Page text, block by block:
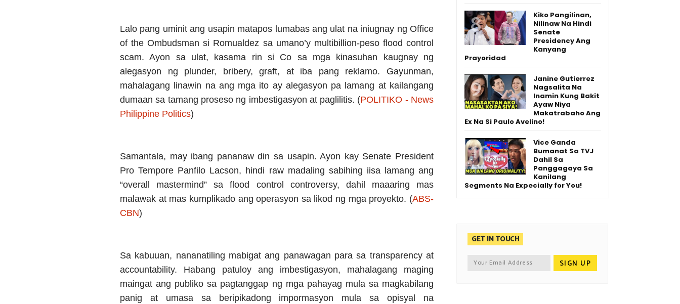
Lalo pang uminit ang usapin matapos lumabas ang ulat na iniugnay ng Office
of the Ombudsman si Romualdez sa umano’y multibillion-peso flood control
scam. Ayon sa ulat, kasama rin si Co sa mga kinasuhan kaugnay ng
alegasyon ng plunder, bribery, graft, at iba pang reklamo. Gayunman,
mahalagang linawin na ang mga ito ay alegasyon pa lamang at kailangang
dumaan sa tamang proseso ng imbestigasyon at paglilitis. (POLITIKO - News
Philippine Politics)
Samantala, may ibang pananaw din sa usapin. Ayon kay Senate President
Pro Tempore Panfilo Lacson, hindi raw madaling sabihing iisa lamang ang
“overall mastermind” sa flood control controversy, dahil maaaring mas
malawak at mas kumplikado ang operasyon sa likod ng mga proyekto. (ABS-
CBN)
Sa kabuuan, nananatiling mabigat ang panawagan para sa transparency at
accountability. Habang patuloy ang imbestigasyon, mahalagang maging
maingat ang publiko sa pagtanggap ng mga pahayag mula sa magkabilang
panig at umasa sa beripikadong impormasyon mula sa opisyal na
Kiko Pangilinan,
Nilinaw Na Hindi
Senate
Presidency Ang
Kanyang
Prayoridad
Janine Gutierrez
Nagsalita Na
Inamin Kung Bakit
Ayaw Niya
Makatrabaho Ang
Ex Na Si Paulo Avelino!
Vice Ganda
Bumanat Sa TVJ
Dahil Sa
Panggagaya Sa
Kanilang
Segments Na Expecially for You!
GET IN TOUCH